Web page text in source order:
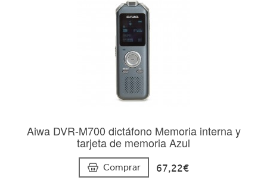
Aiwa DVR-M700 dictáfono Memoria interna y
tarjeta de memoria Azul
Comprar 67,22€